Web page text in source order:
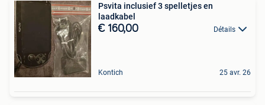
Psvita inclusief 3 spelletjes en
laadkabel
€ 160,00 Détails
Kontich 25 avr. 26